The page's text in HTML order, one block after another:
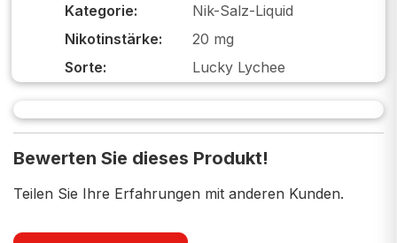
Kategorie:
Nik-Salz-Liquid
Nikotinstärke:
20 mg
Sorte:
Lucky Lychee
Bewerten Sie dieses Produkt!
Teilen Sie Ihre Erfahrungen mit anderen Kunden.